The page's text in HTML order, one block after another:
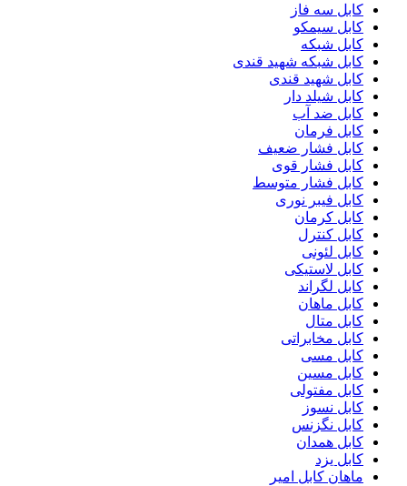
کابل سه فاز
کابل سیمکو
کابل شبکه
کابل شبکه شهید قندی
کابل شهید قندی
کابل شیلد دار
کابل ضد آب
کابل فرمان
کابل فشار ضعیف
کابل فشار قوی
کابل فشار متوسط
کابل فیبر نوری
کابل کرمان
کابل کنترل
کابل لئونی
کابل لاستیکی
کابل لگراند
کابل ماهان
کابل متال
کابل مخابراتی
کابل مسی
کابل مسین
کابل مفتولی
کابل نسوز
کابل نگزنس
کابل همدان
کابل یزد
ماهان کابل امیر